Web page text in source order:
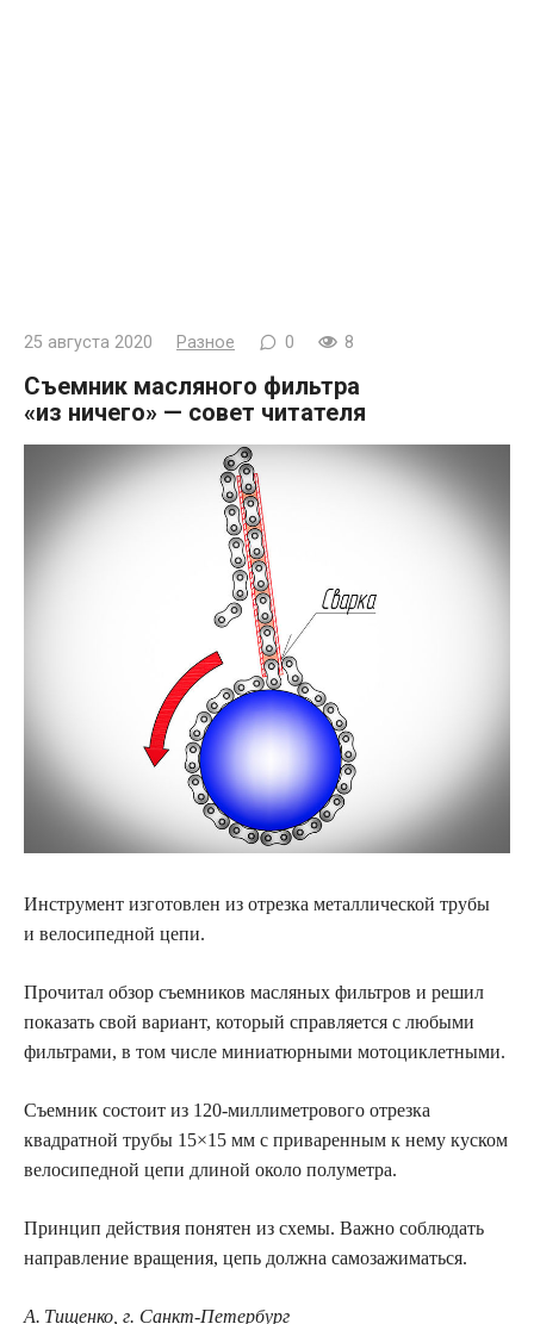
25 августа 2020 Разное 0 8
Съемник масляного фильтра
«из ничего» — совет читателя
Инструмент изготовлен из отрезка металлической трубы
и велосипедной цепи.
Прочитал обзор съемников масляных фильтров и решил
показать свой вариант, который справляется с любыми
фильтрами, в том числе миниатюрными мотоциклетными.
Съемник состоит из 120‑миллиметрового отрезка
квадратной трубы 15×15 мм с приваренным к нему куском
велосипедной цепи длиной около полуметра.
Принцип действия понятен из схемы. Важно соблюдать
направление вращения, цепь должна самозажиматься.
А. Тищенко, г. Санкт-Петербург